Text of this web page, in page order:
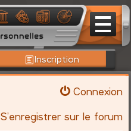
Inscription
Connexion
S’enregistrer sur le forum